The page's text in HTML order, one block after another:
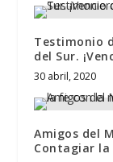
Testimonio
del Sur.
30 abril, 2020
Amigos del
Contagiar la